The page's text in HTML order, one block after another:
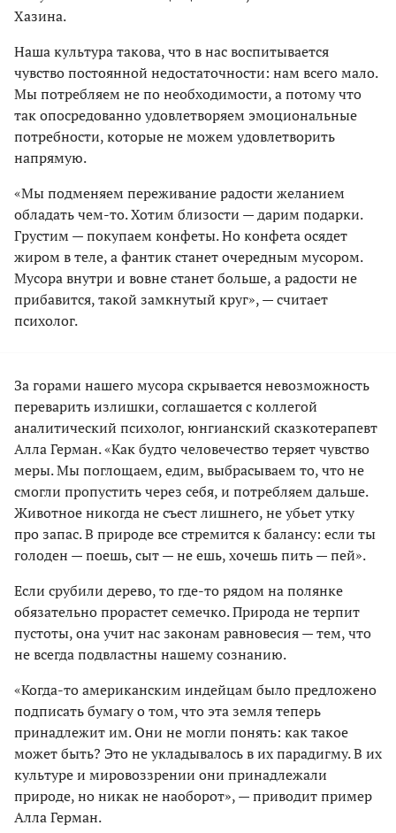
Хазина.
Наша культура такова, что в нас воспитывается
чувство постоянной недостаточности: нам всего мало.
Мы потребляем не по необходимости, а потому что
так опосредованно удовлетворяем эмоциональные
потребности, которые не можем удовлетворить
напрямую.
«Мы подменяем переживание радости желанием
обладать чем-то. Хотим близости — дарим подарки.
Грустим — покупаем конфеты. Но конфета осядет
жиром в теле, а фантик станет очередным мусором.
Мусора внутри и вовне станет больше, а радости не
прибавится, такой замкнутый круг», — считает
психолог.
За горами нашего мусора скрывается невозможность
переварить излишки, соглашается с коллегой
аналитический психолог, юнгианский сказкотерапевт
Алла Герман. «Как будто человечество теряет чувство
меры. Мы поглощаем, едим, выбрасываем то, что не
смогли пропустить через себя, и потребляем дальше.
Животное никогда не съест лишнего, не убьет утку
про запас. В природе все стремится к балансу: если ты
голоден — поешь, сыт — не ешь, хочешь пить — пей».
Если срубили дерево, то где-то рядом на полянке
обязательно прорастет семечко. Природа не терпит
пустоты, она учит нас законам равновесия — тем, что
не всегда подвластны нашему сознанию.
«Когда-то американским индейцам было предложено
подписать бумагу о том, что эта земля теперь
принадлежит им. Они не могли понять: как такое
может быть? Это не укладывалось в их парадигму. В их
культуре и мировоззрении они принадлежали
природе, но никак не наоборот», — приводит пример
Алла Герман.